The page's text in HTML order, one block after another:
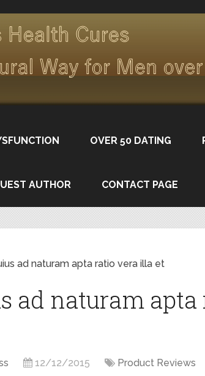
OVER 50 DATING
AUTHOR CONTACT PAGE
ad naturam apta ratio vera illa et
ad naturam
12/12/2015 Product Reviews